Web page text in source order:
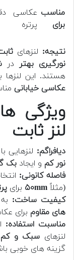
مناسب
برای
عکاسی
پرتره
نتیجه: لنزهای
نورگیری بهتر در
هستند. این
عکاسی خیابانی
ویژگی
لنز ثابت
دیافراگم: لنزهایی
نور کم و ایجاد بک
فاصله کانونی:
(مثلاً ۵۰mm برای
کیفیت ساخت:
های مقاوم برای
مناسبت استفاده:
لنزهای سبک و
گزینه های خوبی